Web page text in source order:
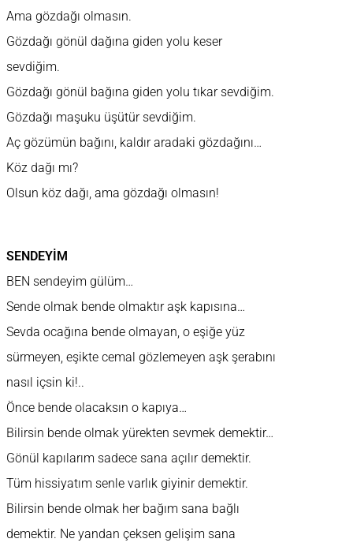
Ama gözdağı olmasın.
Gözdağı gönül dağına giden yolu keser
sevdiğim.
Gözdağı gönül bağına giden yolu tıkar sevdiğim.
Gözdağı maşuku üşütür sevdiğim.
Aç gözümün bağını, kaldır aradaki gözdağını…
Köz dağı mı?
Olsun köz dağı, ama gözdağı olmasın!
SENDEYİM
BEN sendeyim gülüm…
Sende olmak bende olmaktır aşk kapısına…
Sevda ocağına bende olmayan, o eşiğe yüz
sürmeyen, eşikte cemal gözlemeyen aşk şerabını
nasıl içsin ki!..
Önce bende olacaksın o kapıya…
Bilirsin bende olmak yürekten sevmek demektir…
Gönül kapılarım sadece sana açılır demektir.
Tüm hissiyatım senle varlık giyinir demektir.
Bilirsin bende olmak her bağım sana bağlı
demektir. Ne yandan çeksen gelişim sana